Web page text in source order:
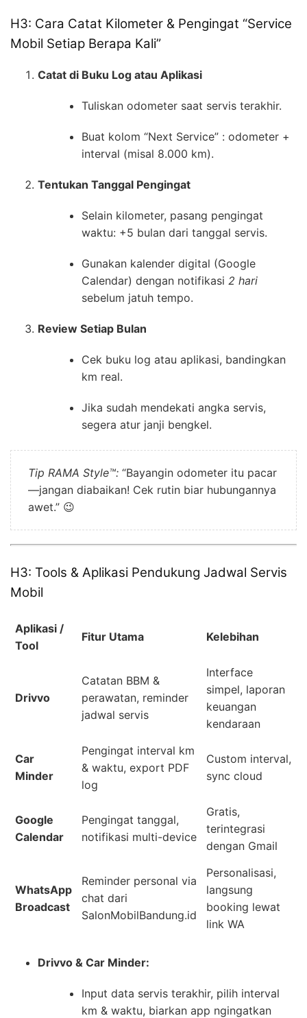
H3: Cara Catat Kilometer & Pengingat “Service
Mobil Setiap Berapa Kali”
Catat di Buku Log atau Aplikasi
Tuliskan odometer saat servis terakhir.
Buat kolom “Next Service” : odometer +
interval (misal 8.000 km).
Tentukan Tanggal Pengingat
Selain kilometer, pasang pengingat
waktu: +5 bulan dari tanggal servis.
Gunakan kalender digital (Google
Calendar) dengan notifikasi 2 hari
sebelum jatuh tempo.
Review Setiap Bulan
Cek buku log atau aplikasi, bandingkan
km real.
Jika sudah mendekati angka servis,
segera atur janji bengkel.
Tip RAMA Style™: “Bayangin odometer itu pacar
—jangan diabaikan! Cek rutin biar hubungannya
awet.” 😉
H3: Tools & Aplikasi Pendukung Jadwal Servis
Mobil
Aplikasi /
Tool
Fitur Utama Kelebihan
Drivvo
Catatan BBM &
perawatan, reminder
jadwal servis
Interface
simpel, laporan
keuangan
kendaraan
Car
Minder
Pengingat interval km
& waktu, export PDF
log
Custom interval,
sync cloud
Google
Calendar
Pengingat tanggal,
notifikasi multi-device
Gratis,
terintegrasi
dengan Gmail
WhatsApp
Broadcast
Reminder personal via
chat dari
SalonMobilBandung.id
Personalisasi,
langsung
booking lewat
link WA
Drivvo & Car Minder:
Input data servis terakhir, pilih interval
km & waktu, biarkan app ngingatkan